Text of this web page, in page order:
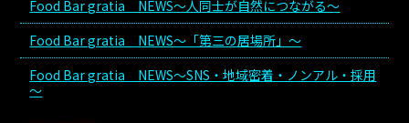
Food Bar gratia NEWS～人同士が自然につながる～
Food Bar gratia NEWS～「第三の居場所」～
Food Bar gratia NEWS～SNS・地域密着・ノンアル・採用
～